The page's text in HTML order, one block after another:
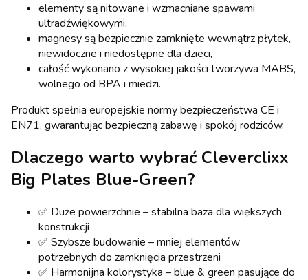
elementy są nitowane i wzmacniane spawami
ultradźwiękowymi,
magnesy są bezpiecznie zamknięte wewnątrz płytek,
niewidoczne i niedostępne dla dzieci,
całość wykonano z wysokiej jakości tworzywa MABS,
wolnego od BPA i miedzi.
Produkt spełnia europejskie normy bezpieczeństwa CE i
EN71, gwarantując bezpieczną zabawę i spokój rodziców.
Dlaczego warto wybrać Cleverclixx
Big Plates Blue-Green?
✅ Duże powierzchnie – stabilna baza dla większych
konstrukcji
✅ Szybsze budowanie – mniej elementów
potrzebnych do zamknięcia przestrzeni
✅ Harmonijna kolorystyka – blue & green pasujące do